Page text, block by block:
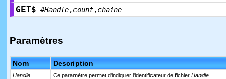
GET$ #Handle,count,chaine
Paramètres
Nom Description
Handle Ce paramètre permet d'indiquer l'identificateur de fichier Handle